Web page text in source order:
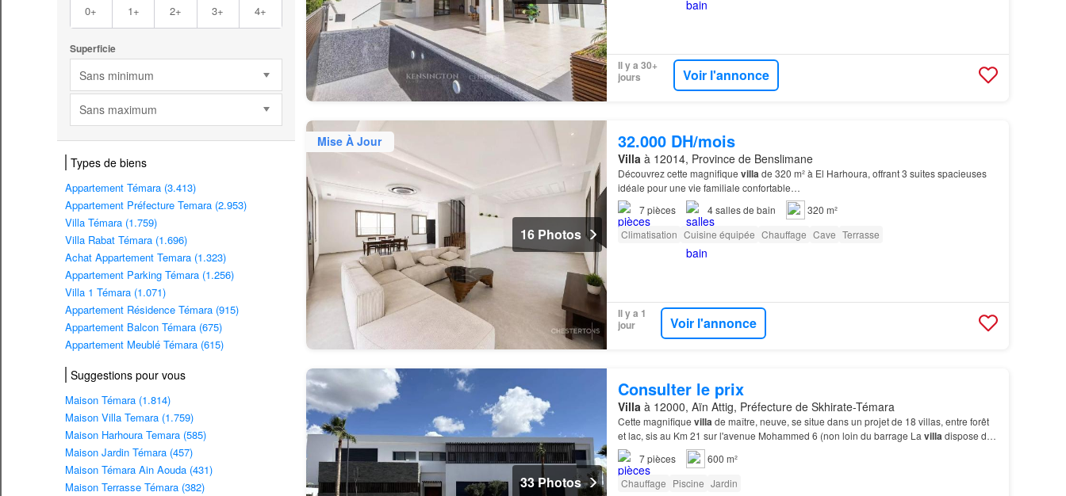
0+ 1+ 2+ 3+ 4+
Superficie
Sans minimum
Sans maximum
Types de biens
Appartement Témara (3.413)
Appartement Préfecture Temara (2.953)
Villa Témara (1.759)
Villa Rabat Témara (1.696)
Achat Appartement Temara (1.323)
Appartement Parking Témara (1.256)
Villa 1 Témara (1.071)
Appartement Résidence Témara (915)
Appartement Balcon Témara (675)
Appartement Meublé Témara (615)
Suggestions pour vous
Maison Témara (1.814)
Maison Villa Temara (1.759)
Maison Harhoura Temara (585)
Maison Jardin Témara (457)
Maison Témara Ain Aouda (431)
Maison Terrasse Témara (382)
Il y a 30+
jours
Voir l'annonce
Mise À Jour
16 Photos
32.000 DH/mois
Villa à 12014, Province de Benslimane
Découvrez cette magnifique villade 320 m² à El Harhoura, offrant 3 suites spacieuses
idéale pour une vie familiale confortable…
7pièces 4salles de bain
320 m²
Climatisation Cuisine équipée Chauffage Cave Terrasse
Il y a 1
jour
Voir l'annonce
33 Photos
Consulter le prix
Villa à 12000, Aïn Attig, Préfecture de Skhirate-Témara
Cette magnifique villade maître, neuve, se situe dans un projet de 18 villas, entre forêt
et lac, sis au Km 21 sur l'avenue Mohammed 6 (non loin du barrage La villadispose de
4 chambres à coucher, chacune avec sa salle de b…
7pièces
600 m²
Chauffage Piscine Jardin